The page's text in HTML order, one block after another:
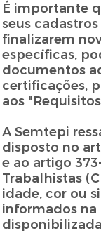
É importante
seus
finalizarem
específicas,
documentos
certificações,
aos
A Semtepi
disposto no
e ao artigo
Trabalhistas
idade, cor ou
informados na